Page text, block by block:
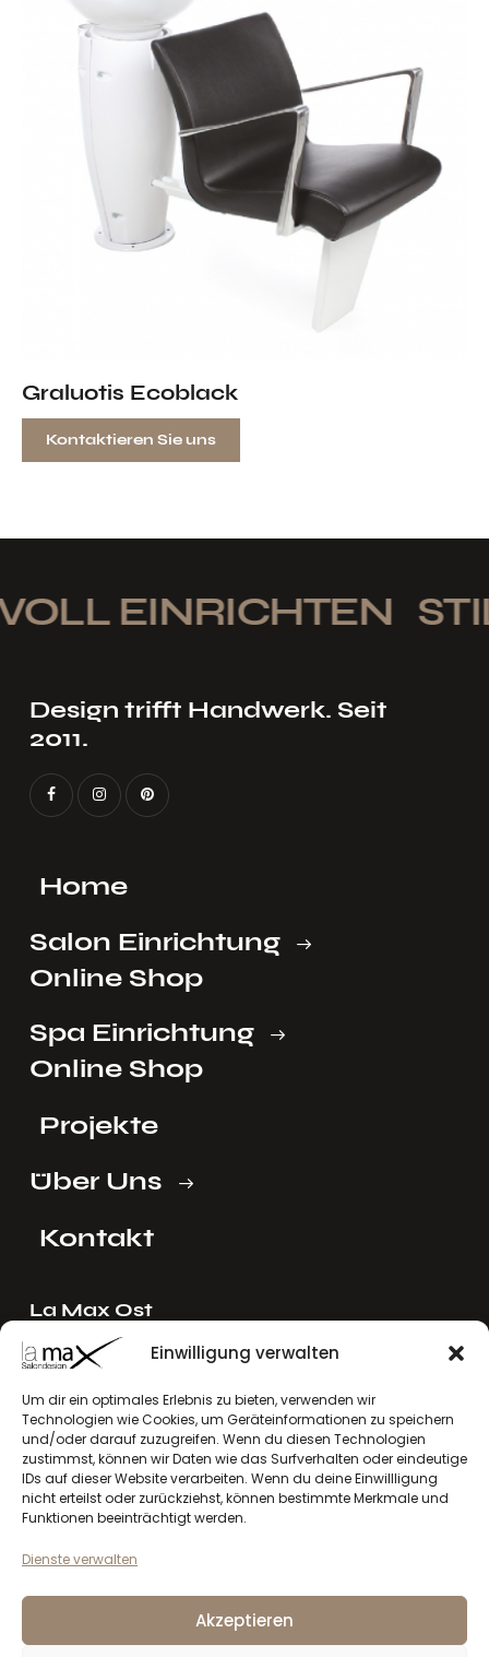
Einwilligung verwalten
Um dir ein optimales Erlebnis zu bieten, verwenden wir
Technologien wie Cookies, um Geräteinformationen zu speichern
und/oder darauf zuzugreifen. Wenn du diesen Technologien
zustimmst, können wir Daten wie das Surfverhalten oder eindeutige
IDs auf dieser Website verarbeiten. Wenn du deine Einwillligung
nicht erteilst oder zurückziehst, können bestimmte Merkmale und
Funktionen beeinträchtigt werden.
Dienste verwalten
Akzeptieren
Graluotis Ecoblack
Kontaktieren Sie uns
EINRICHTEN
Design trifft Handwerk. Seit
2011.
Home
Salon Einrichtung
Online Shop
Spa Einrichtung
Online Shop
Projekte
Über Uns
Kontakt
La Max Ost
Ing. Reinhard Mayer e.U.
Stadlgasse 4
2122 Riedenthal, Austria
E-Mail:mayer[at]lamax.at
+436643432630
La Max West
Andreas Larcher e.U.
6410 Telfs, Austria
larcher[at]lamax.at